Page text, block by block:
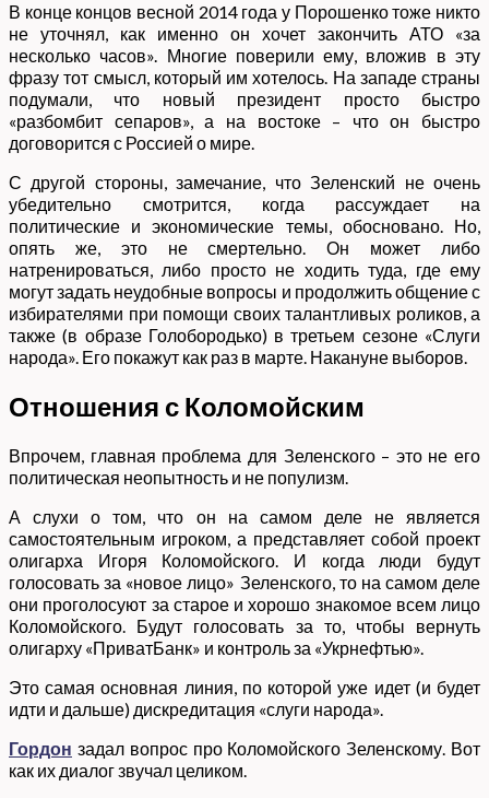
В конце концов весной 2014 года у Порошенко тоже никто
не уточнял, как именно он хочет закончить АТО «за
несколько часов». Многие поверили ему, вложив в эту
фразу тот смысл, который им хотелось. На западе страны
подумали, что новый президент просто быстро
«разбомбит сепаров», а на востоке – что он быстро
договорится с Россией о мире.
С другой стороны, замечание, что Зеленский не очень
убедительно смотрится, когда рассуждает на
политические и экономические темы, обосновано. Но,
опять же, это не смертельно. Он может либо
натренироваться, либо просто не ходить туда, где ему
могут задать неудобные вопросы и продолжить общение с
избирателями при помощи своих талантливых роликов, а
также (в образе Голобородько) в третьем сезоне «Слуги
народа». Его покажут как раз в марте. Накануне выборов.
Отношения с Коломойским
Впрочем, главная проблема для Зеленского – это не его
политическая неопытность и не популизм.
А слухи о том, что он на самом деле не является
самостоятельным игроком, а представляет собой проект
олигарха Игоря Коломойского. И когда люди будут
голосовать за «новое лицо» Зеленского, то на самом деле
они проголосуют за старое и хорошо знакомое всем лицо
Коломойского. Будут голосовать за то, чтобы вернуть
олигарху «ПриватБанк» и контроль за «Укрнефтью».
Это самая основная линия, по которой уже идет (и будет
идти и дальше) дискредитация «слуги народа».
Гордон задал вопрос про Коломойского Зеленскому. Вот
как их диалог звучал целиком.